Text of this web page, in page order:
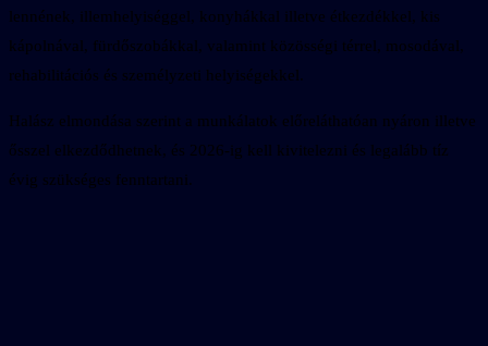
lennének, illemhelyiséggel, konyhákkal illetve étkezdékkel, kis
kápolnával, fürdőszobákkal, valamint közösségi térrel, mosodával,
rehabilitációs és személyzeti helyiségekkel.
Halász elmondása szerint a munkálatok előreláthatóan nyáron illetve
ősszel elkezdődhetnek, és 2026-ig kell kivitelezni és legalább tíz
évig szükséges fenntartani.